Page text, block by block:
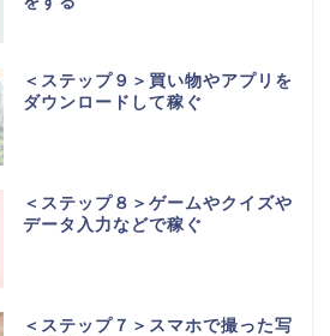
＜ステップ９＞買い物やアプリを
ダウンロードして稼ぐ
＜ステップ８＞ゲームやクイズや
データ入力などで稼ぐ
＜ステップ７＞スマホで撮った写